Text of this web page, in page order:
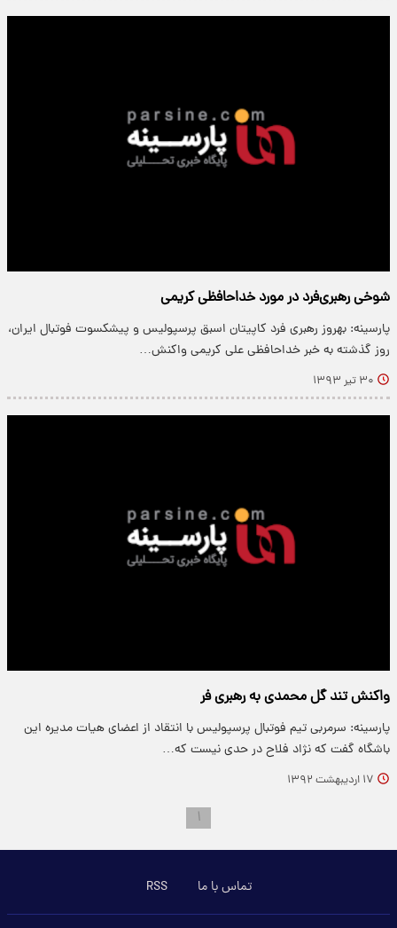
شوخی رهبر‌ی‌فرد در مورد خداحافظی کریمی
پارسینه: بهروز رهبری فرد کاپیتان اسبق پرسپولیس و پیشکسوت فوتبال ایران،
روز گذشته به خبر خداحافظی علی کریمی واکنش…
۳۰ تیر ۱۳۹۳
واکنش تند گل محمدی به رهبری فر
پارسینه: سرمربی تیم فوتبال پرسپولیس با انتقاد از اعضای هیات مدیره این
باشگاه گفت که نژاد فلاح در حدی نیست که…
۱۷ اردیبهشت ۱۳۹۲
۱
تماس با ما RSS